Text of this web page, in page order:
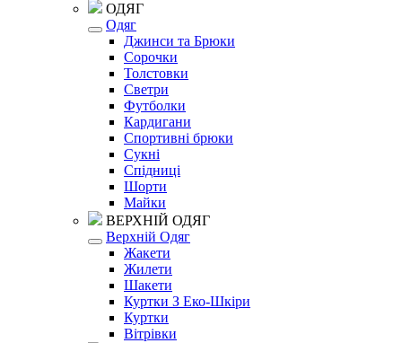
ОДЯГ
Одяг
Джинси та Брюки
Сорочки
Толстовки
Светри
Футболки
Кардигани
Спортивні брюки
Сукні
Спідниці
Шорти
Майки
ВЕРХНІЙ ОДЯГ
Верхній Одяг
Жакети
Жилети
Шакети
Куртки З Еко-Шкіри
Куртки
Вітрівки